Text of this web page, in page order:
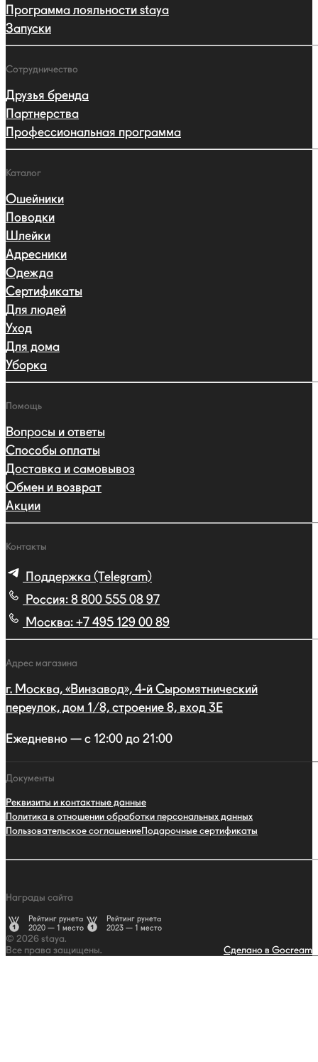
Программа лояльности staya
Запуски
Сотрудничество
Друзья бренда
Партнерства
Профессиональная программа
Каталог
Ошейники
Поводки
Шлейки
Адресники
Одежда
Сертификаты
Для людей
Уход
Для дома
Уборка
Помощь
Вопросы и ответы
Способы оплаты
Доставка и самовывоз
Обмен и возврат
Акции
Контакты
Поддержка (Telegram)
Россия: 8 800 555 08 97
Москва: +7 495 129 00 89
Адрес магазина
г. Москва, «Винзавод», 4-й Сыромятнический
переулок, дом 1/8, строение 8, вход 3E
Ежедневно — с 12:00 до 21:00
Документы
Реквизиты и контактные данные
Политика в отношении обработки персональных данных
Пользовательское соглашениеПодарочные сертификаты
Награды сайта
Рейтинг рунета
2020 — 1 место
Рейтинг рунета
2023 — 1 место
© 2026 staya.
Все права защищены.
Сделано в Gocream